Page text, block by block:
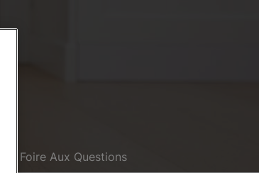
Foire Aux Questions